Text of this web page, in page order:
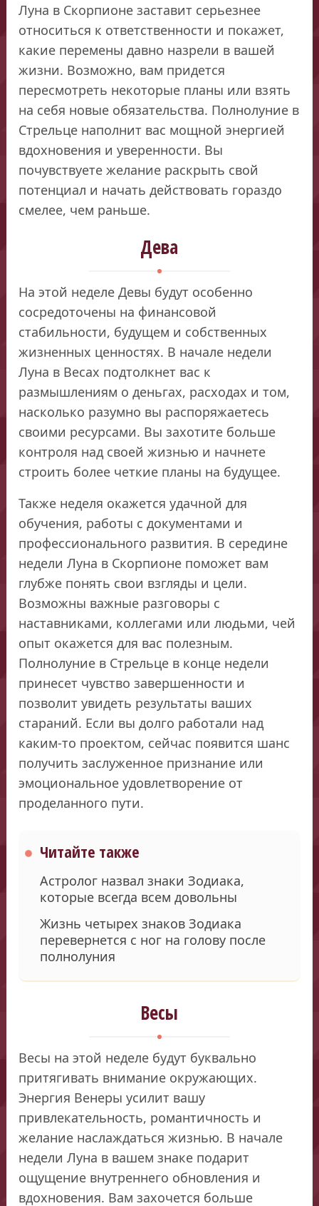
Луна в Скорпионе заставит серьезнее
относиться к ответственности и покажет,
какие перемены давно назрели в вашей
жизни. Возможно, вам придется
пересмотреть некоторые планы или взять
на себя новые обязательства. Полнолуние в
Стрельце наполнит вас мощной энергией
вдохновения и уверенности. Вы
почувствуете желание раскрыть свой
потенциал и начать действовать гораздо
смелее, чем раньше.
Дева
На этой неделе Девы будут особенно
сосредоточены на финансовой
стабильности, будущем и собственных
жизненных ценностях. В начале недели
Луна в Весах подтолкнет вас к
размышлениям о деньгах, расходах и том,
насколько разумно вы распоряжаетесь
своими ресурсами. Вы захотите больше
контроля над своей жизнью и начнете
строить более четкие планы на будущее.
Также неделя окажется удачной для
обучения, работы с документами и
профессионального развития. В середине
недели Луна в Скорпионе поможет вам
глубже понять свои взгляды и цели.
Возможны важные разговоры с
наставниками, коллегами или людьми, чей
опыт окажется для вас полезным.
Полнолуние в Стрельце в конце недели
принесет чувство завершенности и
позволит увидеть результаты ваших
стараний. Если вы долго работали над
каким-то проектом, сейчас появится шанс
получить заслуженное признание или
эмоциональное удовлетворение от
проделанного пути.
Читайте также
Астролог назвал знаки Зодиака,
которые всегда всем довольны
Жизнь четырех знаков Зодиака
перевернется с ног на голову после
полнолуния
Весы
Весы на этой неделе будут буквально
притягивать внимание окружающих.
Энергия Венеры усилит вашу
привлекательность, романтичность и
желание наслаждаться жизнью. В начале
недели Луна в вашем знаке подарит
ощущение внутреннего обновления и
вдохновения. Вам захочется больше